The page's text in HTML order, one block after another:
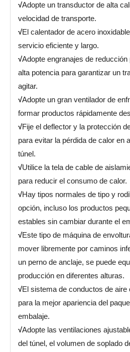
√Adopte un transductor de alta
velocidad de transporte.
√El calentador de acero
servicio eficiente y largo.
√Adopte engranajes de
alta potencia para garantizar un
agitar.
√Adopte un gran ventilador de
formar productos rápidamente
√Fije el deflector y la protección
para evitar la pérdida de calor en
túnel.
√Utilice la tela de cable de
para reducir el consumo de calor.
√Hay tipos normales de tipo y
opción, incluso los productos
estables sin cambiar durante el
√Este tipo de máquina de
mover libremente por caminos
un perno de anclaje, se puede
producción en diferentes alturas.
√El sistema de conductos de aire
para la mejor apariencia del
embalaje.
√Adopte las ventilaciones
del túnel, el volumen de soplado